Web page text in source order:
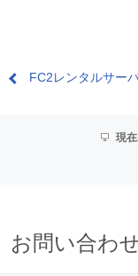
FC2レンタルサー
現
お問い合わ